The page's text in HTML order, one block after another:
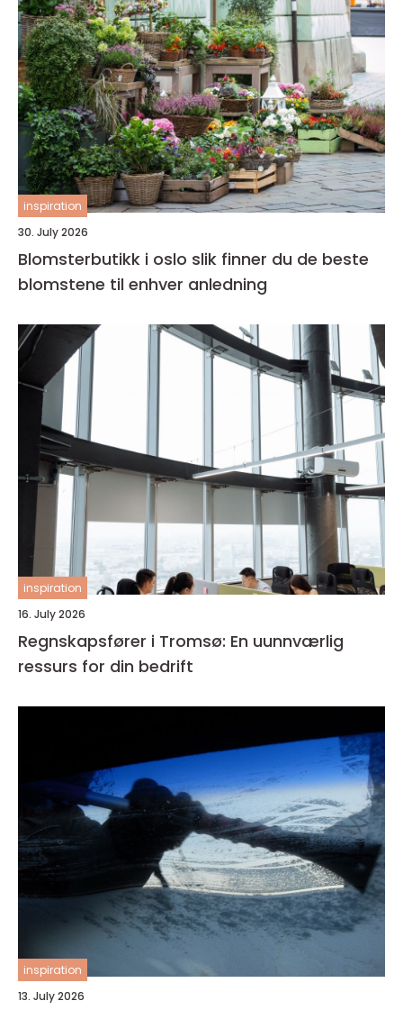
inspiration
30. July 2026
Blomsterbutikk i oslo slik finner du de beste
blomstene til enhver anledning
inspiration
16. July 2026
Regnskapsfører i Tromsø: En uunnværlig
ressurs for din bedrift
inspiration
13. July 2026